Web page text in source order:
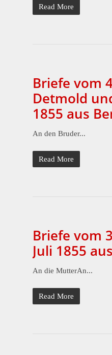
Read More
Briefe vom
Detmold
1855 aus
An den Bruder...
Read More
Briefe vom
Juli 1855
An die MutterAn...
Read More